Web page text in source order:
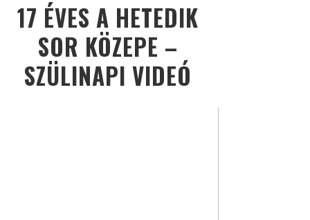
17 ÉVES A HETEDIK
SOR KÖZEPE –
SZÜLINAPI VIDEÓ